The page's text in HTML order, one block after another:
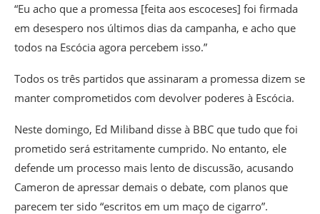
“Eu acho que a promessa [feita aos escoceses] foi firmada
em desespero nos últimos dias da campanha, e acho que
todos na Escócia agora percebem isso.”
Todos os três partidos que assinaram a promessa dizem se
manter comprometidos com devolver poderes à Escócia.
Neste domingo, Ed Miliband disse à BBC que tudo que foi
prometido será estritamente cumprido. No entanto, ele
defende um processo mais lento de discussão, acusando
Cameron de apressar demais o debate, com planos que
parecem ter sido “escritos em um maço de cigarro”.